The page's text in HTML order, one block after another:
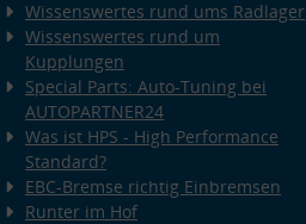
Wissenswertes rund ums Radlager
Wissenswertes rund um
Kupplungen
Special Parts: Auto-Tuning bei
AUTOPARTNER24
Was ist HPS - High Performance
Standard?
EBC-Bremse richtig Einbremsen
Runter im Hof